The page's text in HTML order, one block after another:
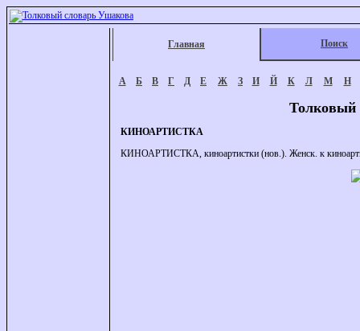
Главная Поиск
А Б В Г Д Е Ж З И Й К Л М Н
Толковый
КИНОАРТИСТКА
КИНОАРТИСТКА, киноартистки (нов.). Женск. к